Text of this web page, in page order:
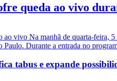
queda ao vivo
ao vivo Na manhã de quarta-feira,
Paulo. Durante a entrada no
tabus e expande